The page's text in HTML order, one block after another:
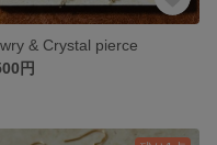
& Crystal pierce
円